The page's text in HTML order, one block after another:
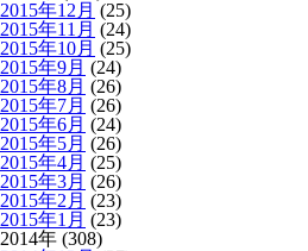
2015年12月 (25)
2015年11月 (24)
2015年10月 (25)
2015年9月 (24)
2015年8月 (26)
2015年7月 (26)
2015年6月 (24)
2015年5月 (26)
2015年4月 (25)
2015年3月 (26)
2015年2月 (23)
2015年1月 (23)
2014年 (308)